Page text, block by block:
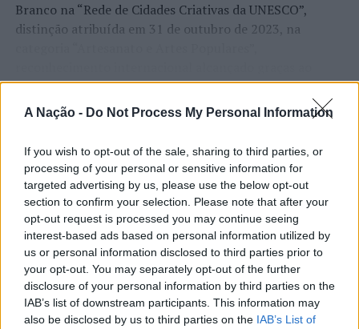
A Nação - Do Not Process My Personal Information
If you wish to opt-out of the sale, sharing to third parties, or
processing of your personal or sensitive information for
targeted advertising by us, please use the below opt-out
section to confirm your selection. Please note that after your
opt-out request is processed you may continue seeing
interest-based ads based on personal information utilized by
us or personal information disclosed to third parties prior to
your opt-out. You may separately opt-out of the further
disclosure of your personal information by third parties on the
IAB’s list of downstream participants. This information may
also be disclosed by us to third parties on the IAB’s List of
Branco na “Rede de Cidades Criativas da UNESCO”,
distinção atribuída em 31 de outubro de 2023, na
“valor patrimonial, artístico e identitário” do “Bordado
de Castelo Branco”, uma das manifestações mais
emblemáticas da cultura portuguesa e elemento central
da identidade albicastrense.
Ao longo de dois dias, especialistas nacionais e
internacionais, investigadores, artesãos, representantes
institucionais, organismos públicos, instituições de
ensino superior e cidades pertencentes à “Rede de
Cidades Criativas da UNESCO” discutirão políticas
públicas, inovação, empreendedorismo,
internacionalização, cooperação entre territórios,
preservação dos saberes tradicionais, renovação
ATUALIDADE
Covilhã: Especialista aponta
investimento estrangeiro e
valorização imobiliária como
motores do crescimento da Beira
Interior